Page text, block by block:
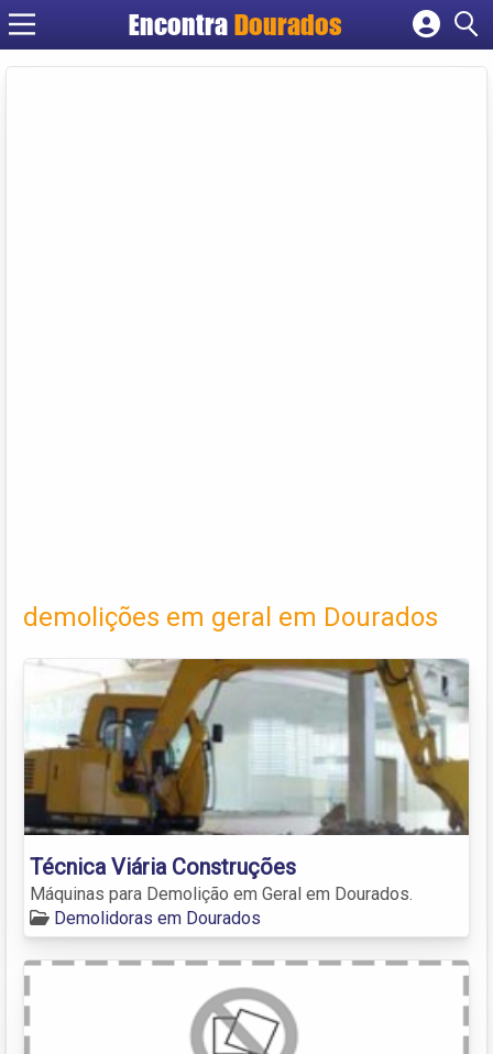
EncontraDourados
Cadastrar empresa
demolições em geral em Dourados
Técnica Viária Construções
Máquinas para Demolição em Geral em Dourados.
Demolidoras em Dourados